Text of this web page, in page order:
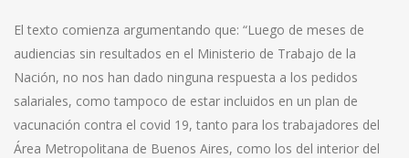
El texto comienza argumentando que: “Luego de meses de
audiencias sin resultados en el Ministerio de Trabajo de la
Nación, no nos han dado ninguna respuesta a los pedidos
salariales, como tampoco de estar incluidos en un plan de
vacunación contra el covid 19, tanto para los trabajadores del
Área Metropolitana de Buenos Aires, como los del interior del